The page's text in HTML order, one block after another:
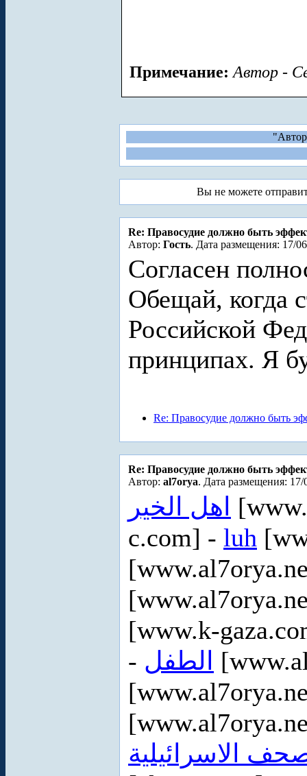
Примечание: Автор -
Вы не можете
Re: Правосудие должно быть
Автор: Гость. Дата размещения: 17/
Согласен
Обещай, когда
Российской
принципах. Я
Re: Правосудие должно быть
Re: Правосудие должно быть
Автор: al7orya. Дата размещения: 17/
اهل الخير
c.com] - luh
[www.k-
- الطفل
الاسرائيلية